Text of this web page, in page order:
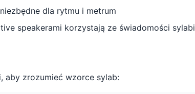
dla rytmu i metrum
speakerami korzystają ze świadomości
aby zrozumieć wzorce sylab: